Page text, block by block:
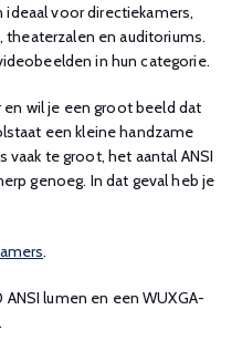
voor directiekamers,
theaterzalen en auditoriums.
in hun categorie.
en wil je een groot beeld dat
een kleine handzame
te groot, het aantal ANSI
genoeg. In dat geval heb je
.
lumen en een WUXGA-
.